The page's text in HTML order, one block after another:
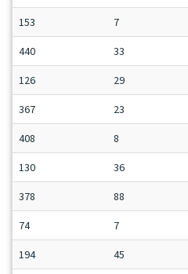
153 7
440 33
126 29
367 23
408 8
130 36
378 88
74 7
194 45